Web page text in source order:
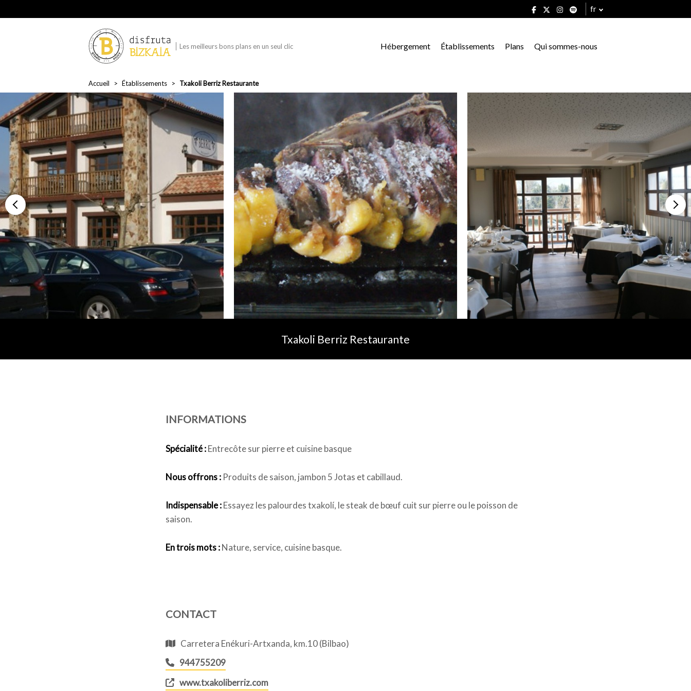
fr
Les meilleurs bons plans en un seul clic Hébergement Établissements Plans Qui sommes-nous
Accueil Établissements Txakoli Berriz Restaurante
Txakoli Berriz Restaurante
INFORMATIONS
Spécialité :Entrecôte sur pierre et cuisine basque
Nous offrons : Produits de saison, jambon 5 Jotas et cabillaud.
Indispensable :Essayez les palourdes txakolí, le steak de bœuf cuit sur pierre ou le poisson de
saison.
En trois mots :Nature, service, cuisine basque.
CONTACT
Carretera Enékuri-Artxanda, km.10 (Bilbao)
944755209
www.txakoliberriz.com